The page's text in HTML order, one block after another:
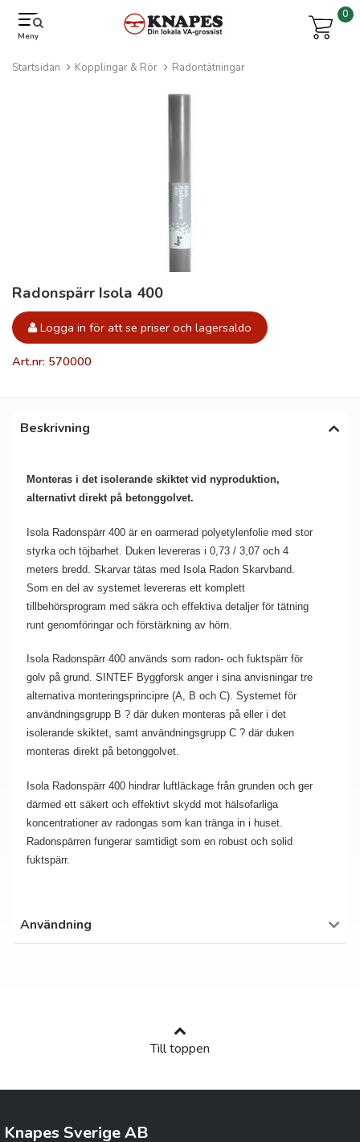
Meny
0
Startsidan Kopplingar & Rör Radontätningar
Radonspärr Isola 400
Logga in för att se priser och lagersaldo
Art.nr: 570000
Beskrivning
Monteras i det isolerande skiktet vid nyproduktion,
alternativt direkt på betonggolvet.
Isola Radonspärr 400 är en oarmerad polyetylenfolie med stor
styrka och töjbarhet. Duken levereras i 0,73 / 3,07 och 4
meters bredd. Skarvar tätas med Isola Radon Skarvband.
Som en del av systemet levereras ett komplett
tillbehörsprogram med säkra och effektiva detaljer för tätning
runt genomföringar och förstärkning av hörn.
Isola Radonspärr 400 används som radon- och fuktspärr för
golv på grund. SINTEF Byggforsk anger i sina anvisningar tre
alternativa monteringsprincipre (A, B och C). Systemet för
användningsgrupp B ? där duken monteras på eller i det
isolerande skiktet, samt användningsgrupp C ? där duken
monteras direkt på betonggolvet.
Isola Radonspärr 400 hindrar luftläckage från grunden och ger
därmed ett säkert och effektivt skydd mot hälsofarliga
koncentrationer av radongas som kan tränga in i huset.
Radonspärren fungerar samtidigt som en robust och solid
fuktspärr.
Användning
Till toppen
Knapes Sverige AB